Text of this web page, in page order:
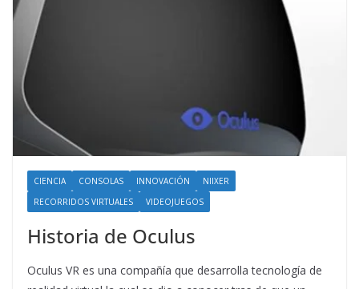
CIENCIA CONSOLAS INNOVACIÓN
NIIXER
RECORRIDOS VIRTUALES
VIDEOJUEGOS
Historia de Oculus
Oculus VR es una compañía que desarrolla tecnología de